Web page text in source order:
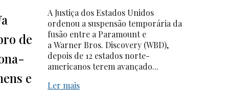
de
e
A Justiça dos Estados Unidos
ordenou a suspensão temporária da
fusão entre a Paramount e
a Warner Bros. Discovery (WBD),
depois de 12 estados norte-
americanos terem avançado...
Ler mais